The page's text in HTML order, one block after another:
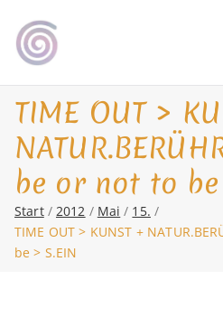
Inhalt
springen
Change
∞ Classical
TIME OUT >
be or not to be
Start 2012 Mai
15.
TIME OUT > KUNST +
be > S.EIN